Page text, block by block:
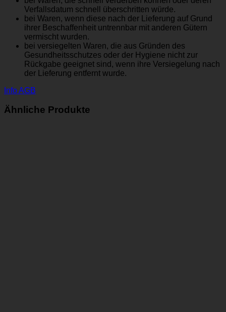
Verfallsdatum schnell überschritten würde.
bei Waren, wenn diese nach der Lieferung auf Grund
ihrer Beschaffenheit untrennbar mit anderen Gütern
vermischt wurden.
bei versiegelten Waren, die aus Gründen des
Gesundheitsschutzes oder der Hygiene nicht zur
Rückgabe geeignet sind, wenn ihre Versiegelung nach
der Lieferung entfernt wurde.
Info AGB
Ähnliche Produkte